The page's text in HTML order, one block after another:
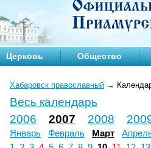
Церковь Общество
Хабаровск православный →
Весь календарь
2006
2007 2008
Январь Февраль Март